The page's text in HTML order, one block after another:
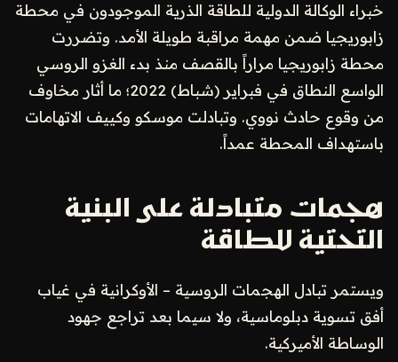
خبراء الوكالة الدولية للطاقة الذرية الموجودون في محطة
زابوريجيا ضمن مهمة مراقبة طويلة الأمد. وتضررت
محطة زابوريجيا مراراً بالقصف منذ بدء الغزو الروسي
الواسع النطاق في فبراير (شباط) 2022؛ ما أثار مخاوف
من وقوع حادث نووي. وتبادلت موسكو وكييف الاتهامات
باستهداف المحطة عمداً.
هجمات متبادلة على البنية
التحتية للطاقة
ويستمر تبادل الهجمات الروسية – الأوكرانية في غياب
أفق تسوية دبلوماسية، ولا سيما بعد تراجع جهود
الوساطة الأميركية.